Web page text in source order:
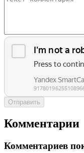
Отправить
Комментарии
Комментариев